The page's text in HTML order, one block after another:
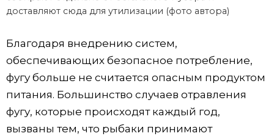
доставляют сюда для утилизации (фото автора)
Благодаря внедрению систем,
обеспечивающих безопасное потребление,
фугу больше не считается опасным продуктом
питания. Большинство случаев отравления
фугу, которые происходят каждый год,
вызваны тем, что рыбаки принимают